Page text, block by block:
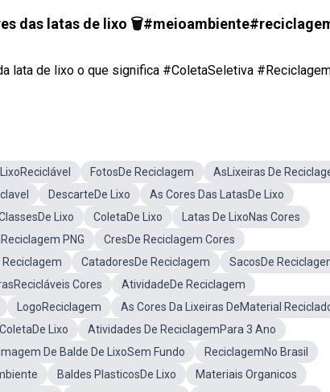
das latas de lixo
lata de lixo o que significa #ColetaSeletiva #Reciclagem
FotosDe Reciclagem
AsLixeiras De
DescarteDe Lixo
As Cores Das LatasDe Lixo
Lixo ColetaDe Lixo
Latas De LixoNas Cores
PNG
CresDe Reciclagem Cores
CatadoresDe Reciclagem
SacosDe
Cores
AtividadeDe Reciclagem
LogoReciclagem
As Cores Da Lixeiras DeMaterial
Lixo
Atividades De ReciclagemPara 3 Ano
Imagem De Balde De LixoSem Fundo
ReciclagemNo Brasil
Baldes PlasticosDe Lixo
Materiais Organicos